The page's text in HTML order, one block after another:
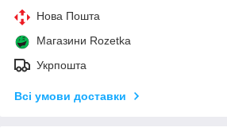
Нова Пошта
Магазини Rozetka
Укрпошта
Всі умови доставки